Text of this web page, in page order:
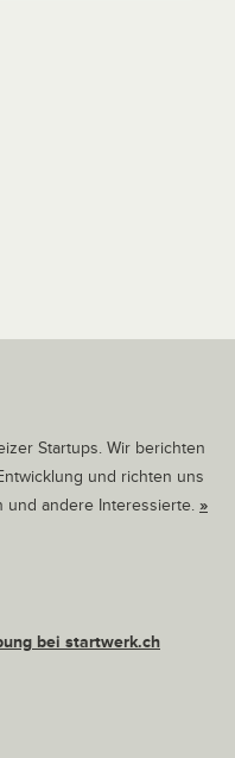
Startups. Wir berichten
und richten uns
und andere Interessierte. »
bei startwerk.ch